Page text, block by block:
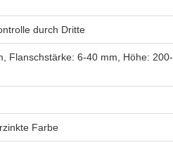
durch Dritte
Flanschstärke: 6-40 mm, Höhe: 200-
Farbe